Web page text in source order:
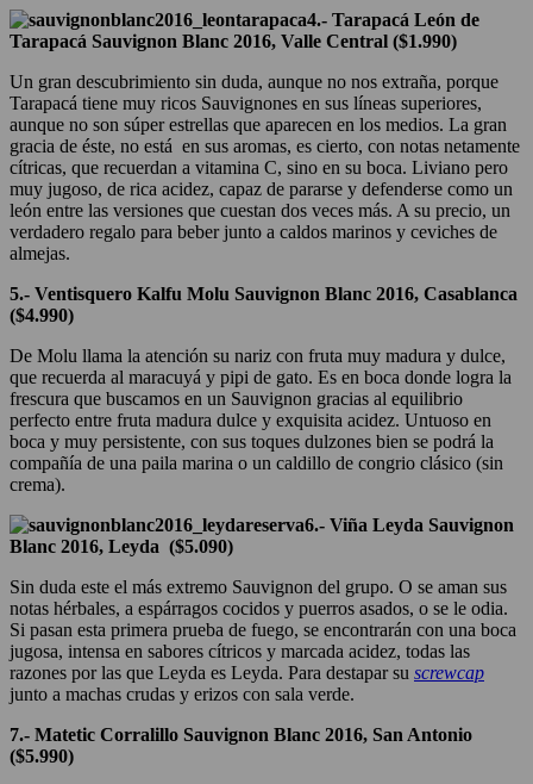
4.- Tarapacá León de
Tarapacá Sauvignon Blanc 2016, Valle Central ($1.990)
Un gran descubrimiento sin duda, aunque no nos extraña, porque
Tarapacá tiene muy ricos Sauvignones en sus líneas superiores,
aunque no son súper estrellas que aparecen en los medios. La gran
gracia de éste, no está en sus aromas, es cierto, con notas netamente
cítricas, que recuerdan a vitamina C, sino en su boca. Liviano pero
muy jugoso, de rica acidez, capaz de pararse y defenderse como un
león entre las versiones que cuestan dos veces más. A su precio, un
verdadero regalo para beber junto a caldos marinos y ceviches de
almejas.
5.- Ventisquero Kalfu Molu Sauvignon Blanc 2016, Casablanca
($4.990)
De Molu llama la atención su nariz con fruta muy madura y dulce,
que recuerda al maracuyá y pipi de gato. Es en boca donde logra la
frescura que buscamos en un Sauvignon gracias al equilibrio
perfecto entre fruta madura dulce y exquisita acidez. Untuoso en
boca y muy persistente, con sus toques dulzones bien se podrá la
compañía de una paila marina o un caldillo de congrio clásico (sin
crema).
6.- Viña Leyda Sauvignon
Blanc 2016, Leyda ($5.090)
Sin duda este el más extremo Sauvignon del grupo. O se aman sus
notas hérbales, a espárragos cocidos y puerros asados, o se le odia.
Si pasan esta primera prueba de fuego, se encontrarán con una boca
jugosa, intensa en sabores cítricos y marcada acidez, todas las
razones por las que Leyda es Leyda. Para destapar su screwcap
junto a machas crudas y erizos con sala verde.
7.- Matetic Corralillo Sauvignon Blanc 2016, San Antonio
($5.990)